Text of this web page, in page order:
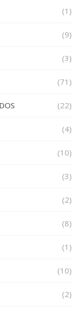
(1)
(9)
(3)
(71)
(22)
(4)
(10)
(3)
(2)
(8)
(1)
(10)
(2)